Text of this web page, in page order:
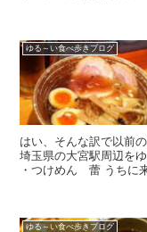
ゆる～い食べ歩きブログ
はい、そんな訳で以前
埼玉県の大宮駅周辺を
・つけめん 蕾 うちに
ゆる～い食べ歩きブログ